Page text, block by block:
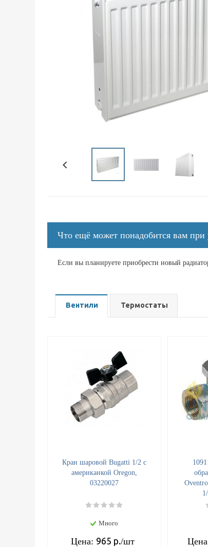
Что ещё может понадобится вам при
Если вы планируете приобрести новый
Вентили Термостаты
Кран шаровой Bugatti 1/2 с
американкой Oregon,
03220027
Много
Цена: 965 р./шт